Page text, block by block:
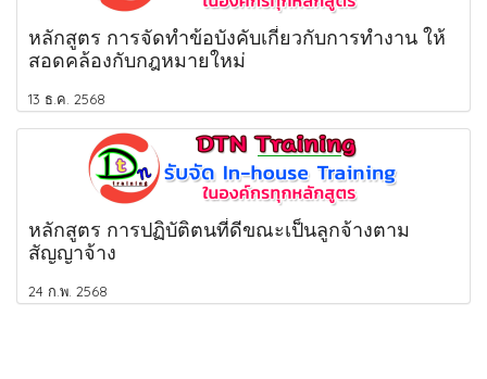
หลักสูตร การจัดทำข้อบังคับเกี่ยวกับการทำงาน ให้
สอดคล้องกับกฎหมายใหม่
13 ธ.ค. 2568
หลักสูตร การปฏิบัติตนที่ดีขณะเป็นลูกจ้างตาม
สัญญาจ้าง
24 ก.พ. 2568